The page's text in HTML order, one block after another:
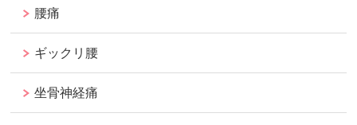
腰痛
ギックリ腰
坐骨神経痛